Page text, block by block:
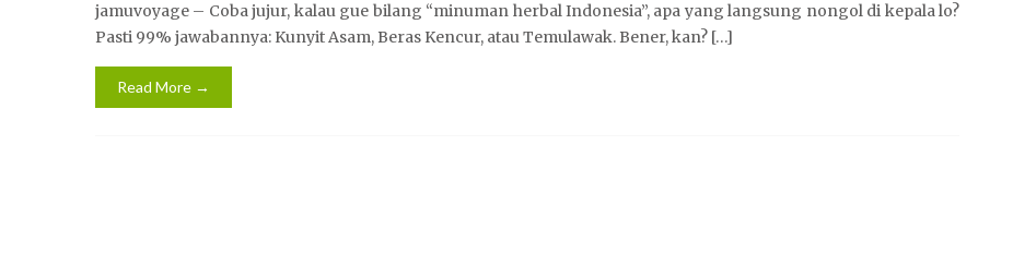
jamuvoyage – Coba jujur, kalau gue bilang “minuman herbal Indonesia”, apa yang langsung nongol di kepala lo?
Pasti 99% jawabannya: Kunyit Asam, Beras Kencur, atau Temulawak. Bener, kan? […]
Read More →